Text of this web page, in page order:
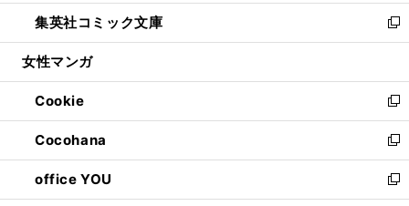
く
ウ
で
開
ン
ド
ウ
開
く
ウ
ィ
ン
ウ
で
開
く
し
い
ウ
ン
ド
ウ
で
開
く
集英社コミック文庫
新
し
ウ
ィ
ン
ド
ウ
で
開
女性マンガ
Cookie
新
し
い
ウ
ィ
ン
Cocohana
新
し
い
ウ
office YOU
新
し